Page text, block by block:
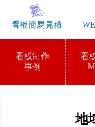
看板簡易見積
看板制作
事例
看
地